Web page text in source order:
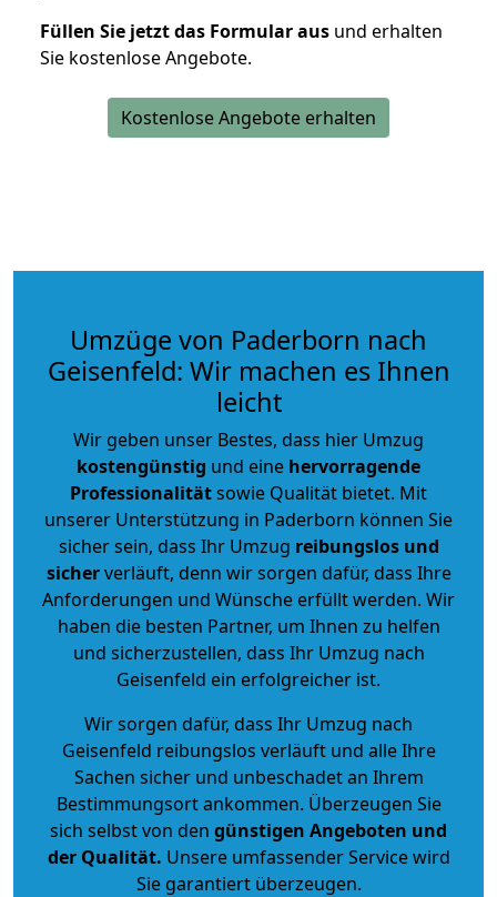
Füllen Sie jetzt das Formular aus und erhalten
Sie kostenlose Angebote.
Kostenlose Angebote erhalten
Umzüge von Paderborn nach
Geisenfeld: Wir machen es Ihnen
leicht
Wir geben unser Bestes, dass hier Umzug
kostengünstig und eine hervorragende
Professionalitätsowie Qualität bietet. Mit
unserer Unterstützung in Paderborn können Sie
sicher sein, dass Ihr Umzug reibungslos und
sicherverläuft, denn wir sorgen dafür, dass Ihre
Anforderungen und Wünsche erfüllt werden. Wir
haben die besten Partner, um Ihnen zu helfen
und sicherzustellen, dass Ihr Umzug nach
Geisenfeld ein erfolgreicher ist.
Wir sorgen dafür, dass Ihr Umzug nach
Geisenfeld reibungslos verläuft und alle Ihre
Sachen sicher und unbeschadet an Ihrem
Bestimmungsort ankommen. Überzeugen Sie
sich selbst von den günstigen Angeboten und
der Qualität. Unsere umfassender Service wird
Sie garantiert überzeugen.